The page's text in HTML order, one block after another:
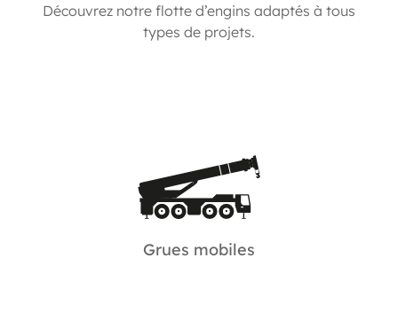
Découvrez notre flotte d’engins adaptés à tous
types de projets.
Grues mobiles
Grues mobiles
Explorez notre parc de capacité 35 à 800
tonnes.